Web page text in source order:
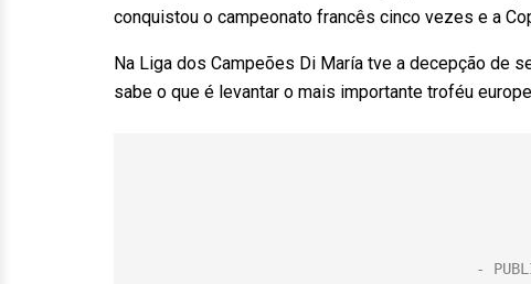
conquistou o campeonato francês cinco vezes e a
Na Liga dos Campeões Di María tve a decepção de
sabe o que é levantar o mais importante troféu